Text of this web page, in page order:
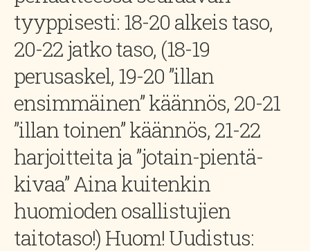
tyyppisesti: 18-20 alkeis taso,
20-22 jatko taso, (18-19
perusaskel, 19-20 ”illan
ensimmäinen” käännös, 20-21
”illan toinen” käännös, 21-22
harjoitteita ja ”jotain-pientä-
kivaa” Aina kuitenkin
huomioden osallistujien
taitotaso!) Huom! Uudistus: